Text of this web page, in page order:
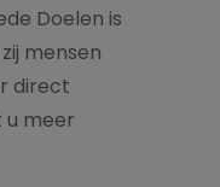
Doelen is
mensen
direct
u meer